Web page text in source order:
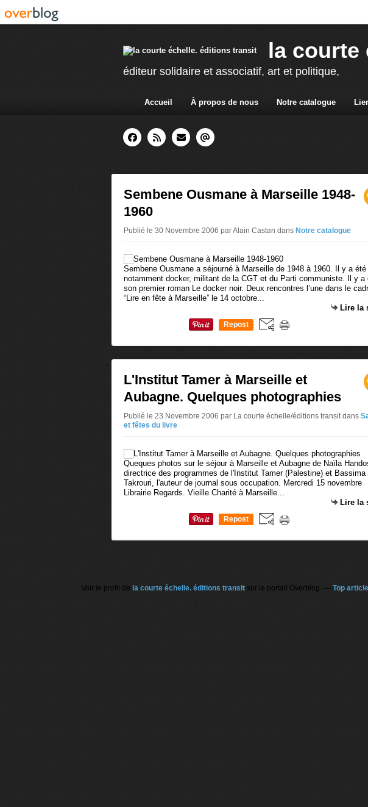
la courte
éditeur solidaire et associatif, art et politique,
Accueil À propos de nous Notre catalogue
Sembene Ousmane à Marseille 1948-
1960
Publié le 30 Novembre 2006 par Alain Castan dans Notre catalogue
Sembene Ousmane a séjourné à Marseille de 1948 à 1960. Il y a été
notamment docker, militant de la CGT et du Parti communiste. Il y a
son premier roman Le docker noir. Deux rencontres l’une dans le
“Lire en fête à Marseille” le 14 octobre...
Lire la
Repost
L'Institut Tamer à Marseille et
Aubagne. Quelques photographies
Publié le 23 Novembre 2006 par La courte échelle/éditions transitdans
et fêtes du livre
Queques photos sur le séjour à Marseille et Aubagne de Naïla
directrice des programmes de l'Institut Tamer (Palestine) et Bassima
Takrouri, l'auteur de journal sous occupation. Mercredi 15 novembre
Librairie Regards. Vieille Charité à Marseille...
Lire la
Repost
Voir le profil de la courte échelle. éditions transit sur le portail Overblog Top